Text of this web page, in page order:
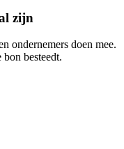
zijn
ondernemers doen mee.
besteedt.